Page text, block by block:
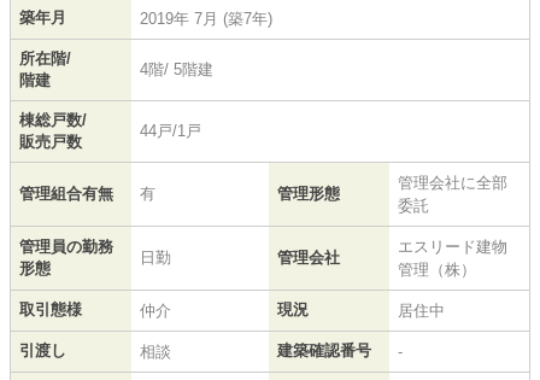
築年月 2019年 7月 (築7年)
所在階/
階建
4階/ 5階建
棟総戸数/
販売戸数
44戸/1戸
管理組合有無 有 管理形態
管理会社に全部
委託
管理員の勤務
形態
日勤 管理会社
エスリード建物
管理（株）
取引態様 仲介 現況 居住中
引渡し 相談 建築確認番号 -